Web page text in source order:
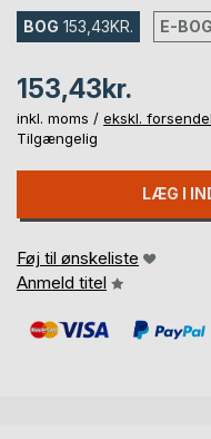
BOG 153,43KR. E-BOG
153,43kr.
inkl. moms / ekskl.
Tilgængelig
LÆG I
Føj til ønskeliste
Anmeld titel